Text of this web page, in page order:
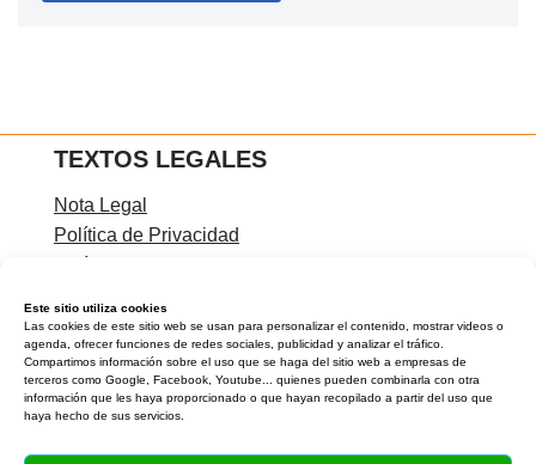
Este sitio utiliza cookies
Las cookies de este sitio web se usan para personalizar el contenido, mostrar videos o
agenda, ofrecer funciones de redes sociales, publicidad y analizar el tráfico.
Compartimos información sobre el uso que se haga del sitio web a empresas de
terceros como Google, Facebook, Youtube... quienes pueden combinarla con otra
información que les haya proporcionado o que hayan recopilado a partir del uso que
haya hecho de sus servicios.
TEXTOS LEGALES
Nota Legal
Política de Privacidad
CONTACTA CONMIGO
Rocío Carreíra